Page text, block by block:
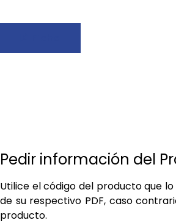
Pedir información del
Utilice el código del producto que
de su respectivo PDF, caso
producto.